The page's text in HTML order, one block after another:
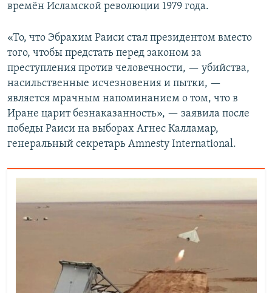
времён Исламской революции 1979 года.
«То, что Эбрахим Раиси стал президентом вместо
того, чтобы предстать перед законом за
преступления против человечности, — убийства,
насильственные исчезновения и пытки, —
является мрачным напоминанием о том, что в
Иране царит безнаказанность», — заявила после
победы Раиси на выборах Агнес Калламар,
генеральный секретарь Amnesty International.